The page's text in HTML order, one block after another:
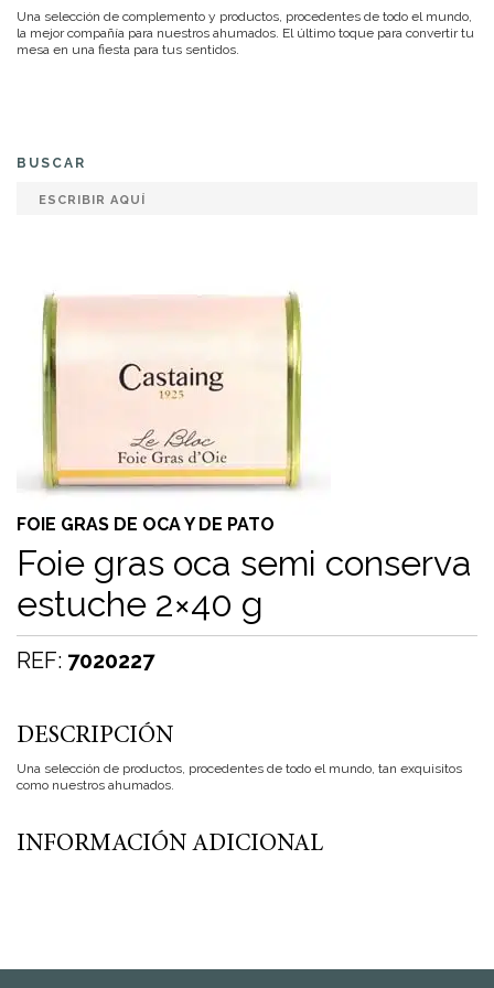
Una selección de complemento y productos, procedentes de todo el mundo,
la mejor compañía para nuestros ahumados. El último toque para convertir tu
mesa en una fiesta para tus sentidos.
BUSCAR
FOIE GRAS DE OCA Y DE PATO
Foie gras oca semi conserva
estuche 2×40 g
REF: 7020227
DESCRIPCIÓN
Una selección de productos, procedentes de todo el mundo, tan exquisitos
como nuestros ahumados.
INFORMACIÓN ADICIONAL